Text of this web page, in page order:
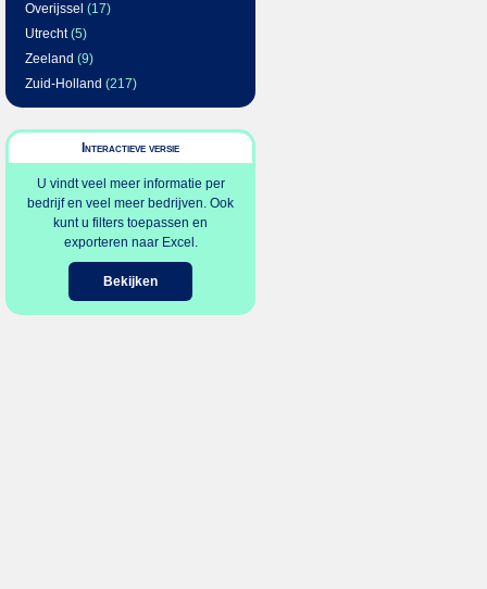
Overijssel (17)
Utrecht(5)
Zeeland (9)
Zuid-Holland (217)
Interactieve versie
U vindt veel meer informatie per
bedrijf en veel meer bedrijven. Ook
kunt u filters toepassen en
exporteren naar Excel.
Bekijken